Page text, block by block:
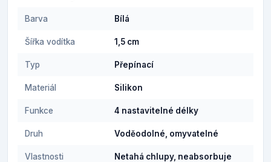
Barva Bílá
Šířka vodítka 1,5 cm
Typ Přepínací
Materiál Silikon
Funkce 4 nastavitelné délky
Druh Voděodolné, omyvatelné
Vlastnosti
Netahá chlupy, neabsorbuje